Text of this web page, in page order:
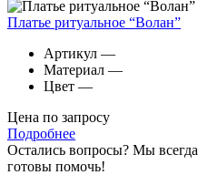
Платье ритуальное “Волан”
Артикул —
Материал —
Цвет —
Цена по запросу
Подробнее
Остались вопросы? Мы всегда
готовы помочь!